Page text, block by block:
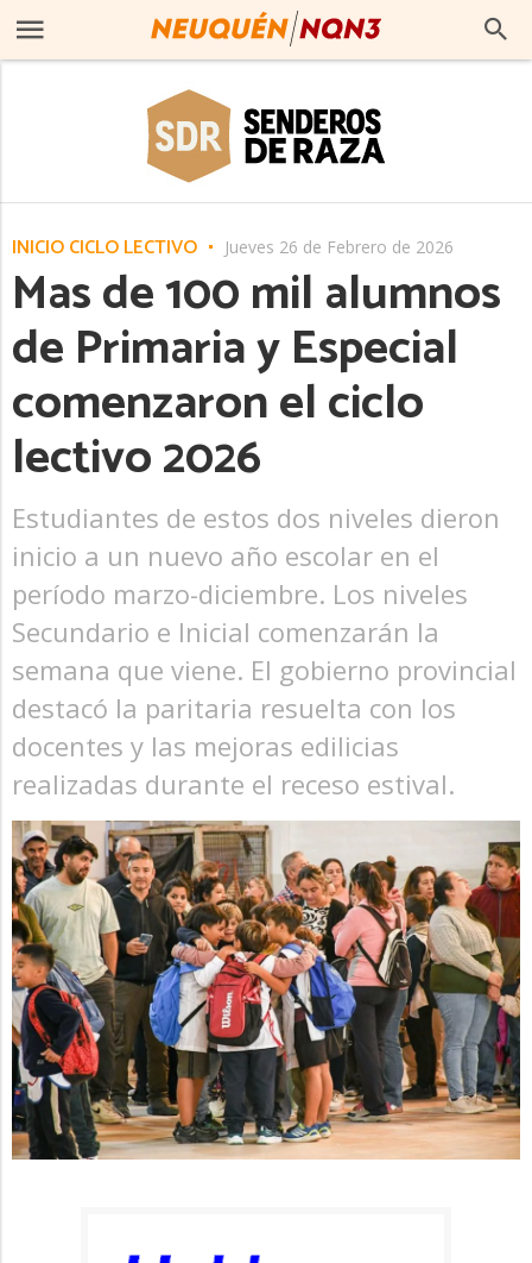
INICIO CICLO LECTIVO Jueves 26 de Febrero de 2026
Mas de 100 mil alumnos
de Primaria y Especial
comenzaron el ciclo
lectivo 2026
Estudiantes de estos dos niveles dieron
inicio a un nuevo año escolar en el
período marzo-diciembre. Los niveles
Secundario e Inicial comenzarán la
semana que viene. El gobierno provincial
destacó la paritaria resuelta con los
docentes y las mejoras edilicias
realizadas durante el receso estival.